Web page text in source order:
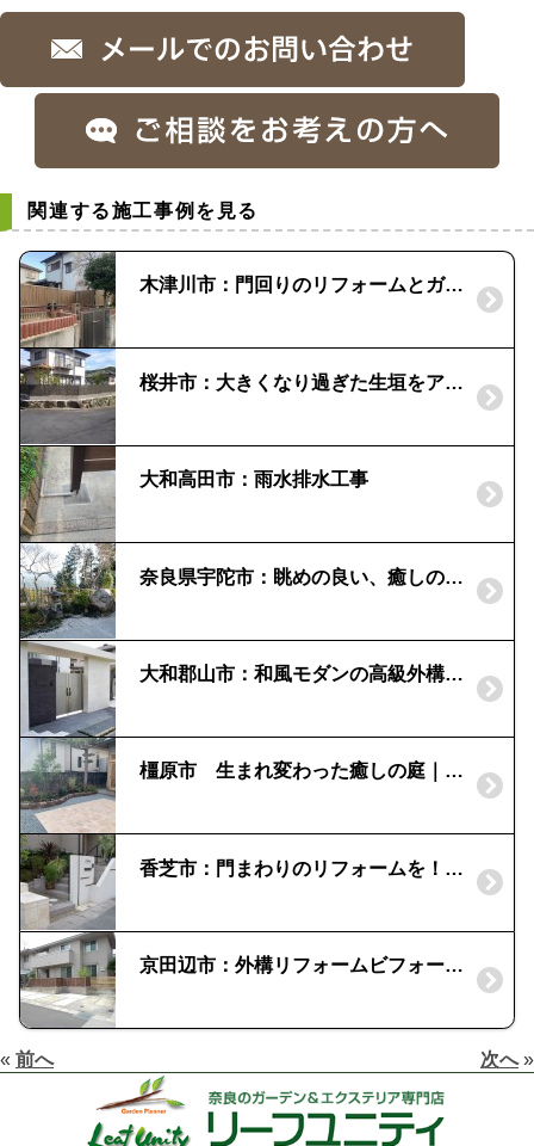
関連する施工事例を見る
木津川市：門回りのリフォームとガレージ増設｜木目調のフェンス
桜井市：大きくなり過ぎた生垣をアルミフェンスに
大和高田市：雨水排水工事
奈良県宇陀市：眺めの良い、癒しの和風庭園｜灯篭やゴロタ石、瓦などの 素材を盛り込んで
大和郡山市：和風モダンの高級外構｜三協 Ｊ.モダン
橿原市 生まれ変わった癒しの庭｜石積み補修
香芝市：門まわりのリフォームを！｜アクセントラインでナチュラルな門柱
京田辺市：外構リフォームビフォーアフター｜使い勝手のいい外構へ
« 前へ 次へ»